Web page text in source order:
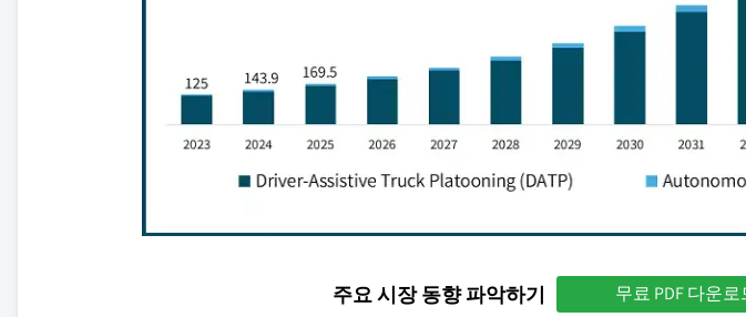
주요 시장 동향 파악하기 무료 PDF 다운로